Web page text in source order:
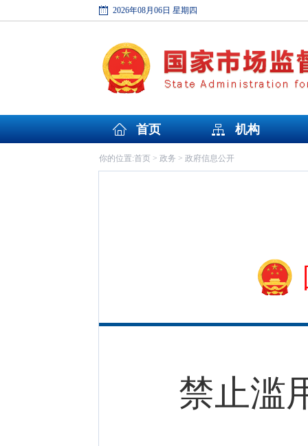
2026年08月06日 星期四
首页 机构
你的位置:首页> 政务 > 政府信息公开
禁止滥